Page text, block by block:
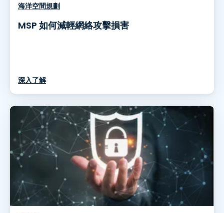
海洋空間規劃
MSP 如何減輕網絡攻擊損害
深入了解